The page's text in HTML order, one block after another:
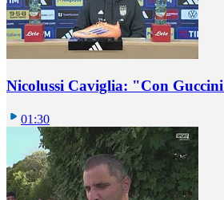
Nicolussi Caviglia: "Con
01:30